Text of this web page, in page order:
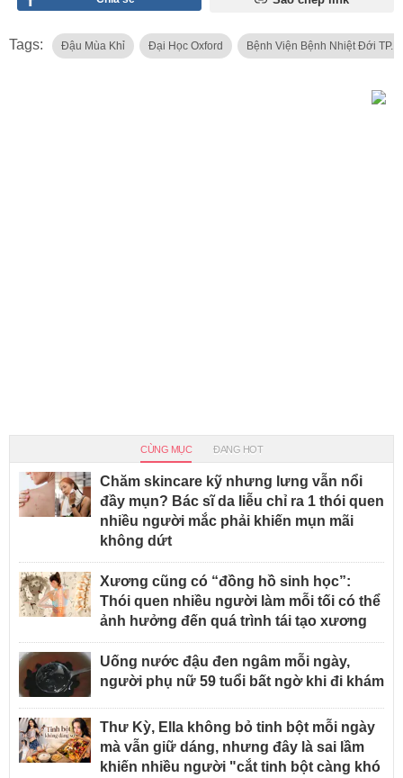
Tags: Đậu Mùa Khỉ Đại Học Oxford Bệnh Viện Bệnh Nhiệt Đới
CÙNG MỤC ĐANG HOT
Chăm skincare kỹ nhưng lưng vẫn nổi
đầy mụn? Bác sĩ da liễu chỉ ra 1 thói quen
nhiều người mắc phải khiến mụn mãi
không dứt
Xương cũng có “đồng hồ sinh học”:
Thói quen nhiều người làm mỗi tối có thể
ảnh hưởng đến quá trình tái tạo xương
Uống nước đậu đen ngâm mỗi ngày,
người phụ nữ 59 tuổi bất ngờ khi đi khám
Thư Kỳ, Ella không bỏ tinh bột mỗi ngày
mà vẫn giữ dáng, nhưng đây là sai lầm
khiến nhiều người "cắt tinh bột càng khó